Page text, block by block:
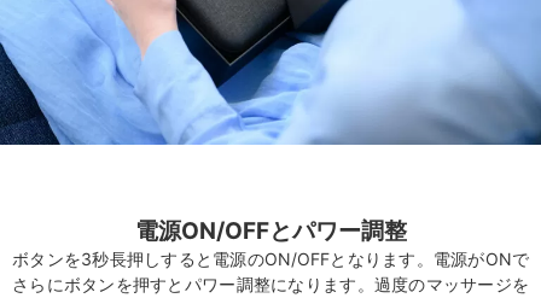
電源ON/OFFとパワー調整
ボタンを3秒長押しすると電源のON/OFFとなります。電源がONで
さらにボタンを押すとパワー調整になります。過度のマッサージを